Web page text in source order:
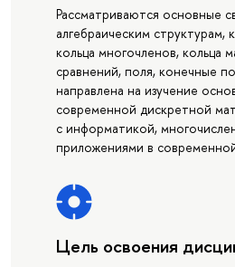
Рассматриваются основные
алгебраическим структурам,
кольца многочленов, кольца
сравнений, поля, конечные
направлена на изучение
современной дискретной
с информатикой,
приложениями в
Цель освоения